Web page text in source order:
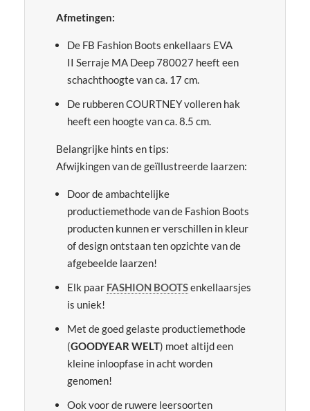
Afmetingen:
De FB Fashion Boots enkellaars EVA
II Serraje MA Deep 780027 heeft een
schachthoogte van ca. 17 cm.
De rubberen COURTNEY volleren hak
heeft een hoogte van ca. 8.5 cm.
Belangrijke hints en tips:
Afwijkingen van de geïllustreerde laarzen:
Door de ambachtelijke
productiemethode van de Fashion Boots
producten kunnen er verschillen in kleur
of design ontstaan ten opzichte van de
afgebeelde laarzen!
Elk paar FASHION BOOTSenkellaarsjes
is uniek!
Met de goed gelaste productiemethode
(GOODYEAR WELT) moet altijd een
kleine inloopfase in acht worden
genomen!
Ook voor de ruwere leersoorten